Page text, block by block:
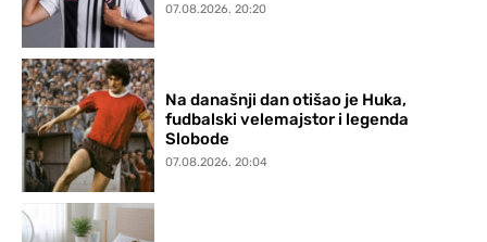
07.08.2026. 20:20
Na današnji dan otišao je Huka,
fudbalski velemajstor i legenda
Slobode
07.08.2026. 20:04